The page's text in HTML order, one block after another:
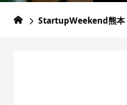
StartupWeekend熊本